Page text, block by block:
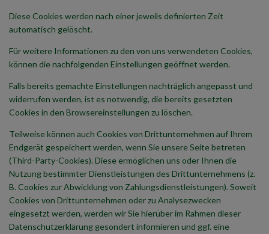
Diese Cookies werden nach einer jeweils definierten Zeit
automatisch gelöscht.
Für weitere Informationen zu den von uns verwendeten Cookies,
können die nachfolgenden Einstellungen geöffnet werden.
Falls bereits gemachte Einstellungen nachträglich angepasst und
widerrufen werden, ist es notwendig, die bereits gesetzten
Cookies in den Browsereinstellungen zu löschen.
Teilweise können auch Cookies von Drittunternehmen auf Ihrem
Endgerät gespeichert werden, wenn Sie unsere Seite betreten
(Third-Party-Cookies). Diese ermöglichen uns oder Ihnen die
Nutzung bestimmter Dienstleistungen des Drittunternehmens (z.
B. Cookies zur Abwicklung von Zahlungsdienstleistungen). Soweit
Cookies von Drittunternehmen oder zu Analysezwecken
eingesetzt werden, werden wir Sie hierüber im Rahmen dieser
Datenschutzerklärung gesondert informieren und ggf. eine